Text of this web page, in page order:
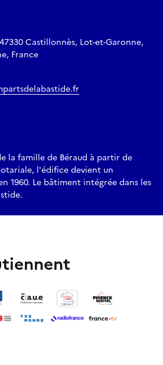
Castillonnès, Lot-et-Garonne,
France
la famille de Béraud à partir de
l'édifice devient un
1960. Le bâtiment intégrée dans les